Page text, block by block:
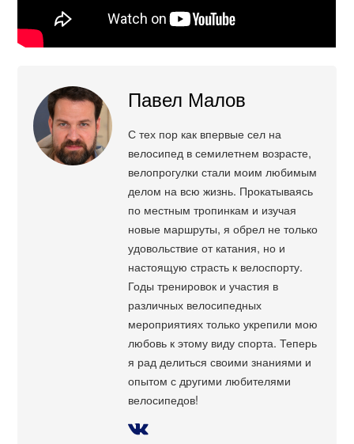
Павел Малов
С тех пор как впервые сел на
велосипед в семилетнем возрасте,
велопрогулки стали моим любимым
делом на всю жизнь. Прокатываясь
по местным тропинкам и изучая
новые маршруты, я обрел не только
удовольствие от катания, но и
настоящую страсть к велоспорту.
Годы тренировок и участия в
различных велосипедных
мероприятиях только укрепили мою
любовь к этому виду спорта. Теперь
я рад делиться своими знаниями и
опытом с другими любителями
велосипедов!